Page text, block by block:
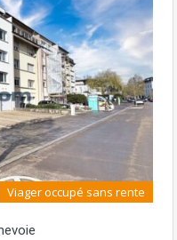
Viager occupé sans rente